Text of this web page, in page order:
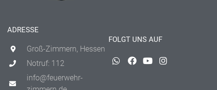
ADRESSE
Groß-Zimmern, Hessen
Notruf: 112
info@feuerwehr-
FOLGT UNS AUF